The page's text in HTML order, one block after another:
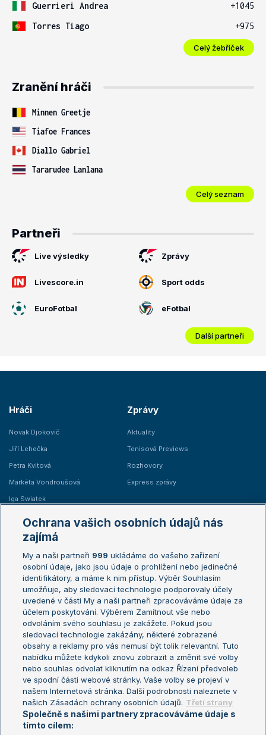
Guerrieri Andrea
+1045
Torres Tiago
+975
Celý žebříček
Zranění hráči
Minnen Greetje
Tiafoe Frances
Diallo Gabriel
Tararudee Lanlana
Celý seznam
Partneři
Live výsledky Zprávy
Livescore.in Sport odds
EuroFotbal eFotbal
Další partneři
Hráči
Novak Djokovič
Jiří Lehečka
Petra Kvitová
Markéta Vondroušová
Iga Swiatek
Zprávy
Aktuality
Tenisová Previews
Rozhovory
Express zprávy
Žebříčky
Žebříček ATP (muži)
Žebříček WTA (ženy)
Sázkařský žebříček
Australian Open
French Open
Wimbledon
US Open
Turnaj mistrů
Turnaj mistryň
Aktualní trendy
Fotbalové přestupy
Livesport Daily
LS Prague Open
Ochrana vašich osobních údajů nás
zajímá
My a naši partneři 999 ukládáme do vašeho zařízení
osobní údaje, jako jsou údaje o prohlížení nebo jedinečné
identifikátory, a máme k nim přístup. Výběr Souhlasím
umožňuje, aby sledovací technologie podporovaly účely
uvedené v části My a naši partneři zpracováváme údaje za
účelem poskytování. Výběrem Zamítnout vše nebo
odvoláním svého souhlasu je zakážete. Pokud jsou
sledovací technologie zakázány, některé zobrazené
obsahy a reklamy pro vás nemusí být tolik relevantní. Tuto
nabídku můžete kdykoli znovu zobrazit a změnit své volby
nebo souhlas odvolat kliknutím na odkaz Řízení předvoleb
ve spodní části webové stránky. Vaše volby se projeví v
našem Internetová stránka. Další podrobnosti naleznete v
našich Zásadách ochrany osobních údajů. Třetí strany
Společně s našimi partnery zpracováváme údaje s
tímto cílem: